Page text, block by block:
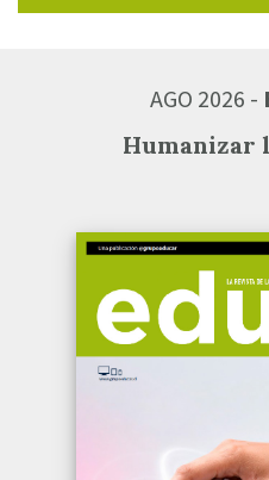
AGO 2026 -
Humanizar